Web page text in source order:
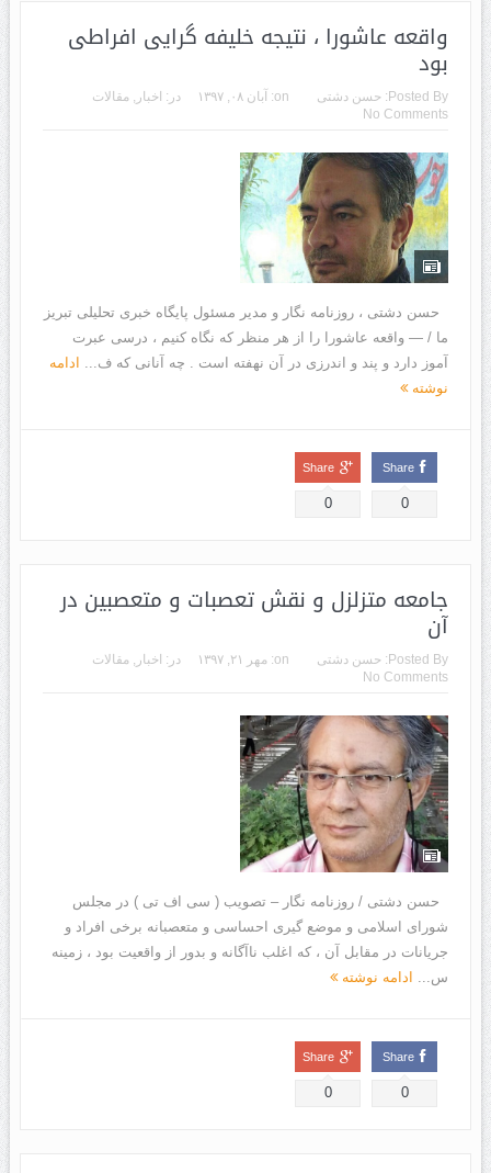
واقعه عاشورا ، نتیجه خلیفه گرایی افراطی
بود
Posted By: حسن دشتی on: آبان ۰۸, ۱۳۹۷ در: اخبار , مقالات
No Comments
حسن دشتی ، روزنامه نگار و مدیر مسئول پایگاه خبری تحلیلی تبریز
ما / — واقعه عاشورا را از هر منظر که نگاه کنیم ، درسی عبرت
آموز دارد و پند و اندرزی در آن نهفته است . چه آنانی که ف...
ادامه
نوشته
Share
0
Share
0
جامعه متزلزل و نقش تعصبات و متعصبین در
آن
Posted By: حسن دشتی on: مهر ۲۱, ۱۳۹۷ در: اخبار , مقالات
No Comments
حسن دشتی / روزنامه نگار – تصویب ( سی اف تی ) در مجلس
شورای اسلامی و موضع گیری احساسی و متعصبانه برخی افراد و
جریانات در مقابل آن ، که اغلب ناآگانه و بدور از واقعیت بود ، زمینه
س...
ادامه نوشته
Share
0
Share
0